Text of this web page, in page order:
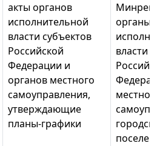
акты органов
исполнительной
власти субъектов
Российской
Федерации и
органов местного
самоуправления,
утверждающие
планы-графики
органы
власти